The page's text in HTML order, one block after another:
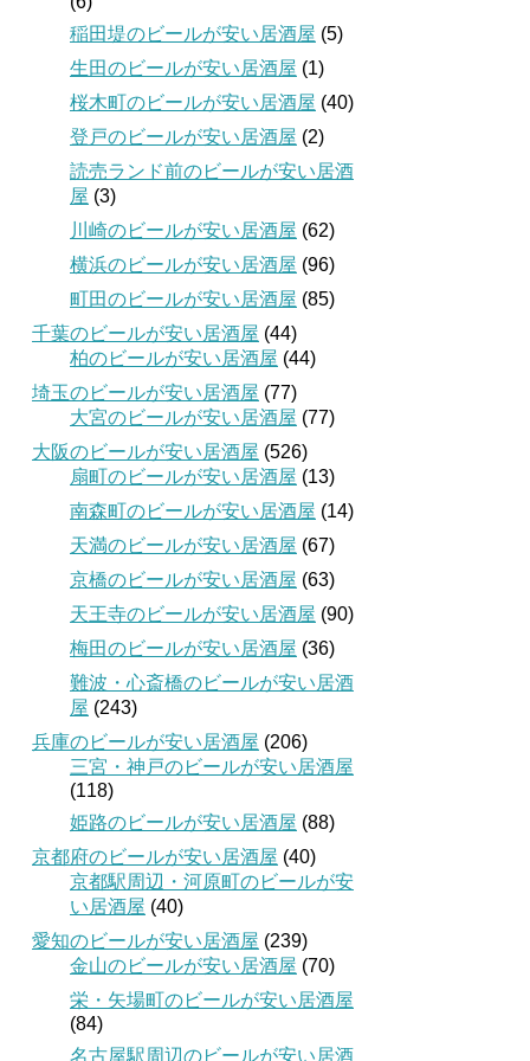
稲田堤のビールが安い居酒屋 (5)
生田のビールが安い居酒屋 (1)
桜木町のビールが安い居酒屋 (40)
登戸のビールが安い居酒屋 (2)
読売ランド前のビールが安い居酒
屋 (3)
川崎のビールが安い居酒屋 (62)
横浜のビールが安い居酒屋 (96)
町田のビールが安い居酒屋 (85)
千葉のビールが安い居酒屋 (44)
柏のビールが安い居酒屋 (44)
埼玉のビールが安い居酒屋 (77)
大宮のビールが安い居酒屋 (77)
大阪のビールが安い居酒屋 (526)
扇町のビールが安い居酒屋 (13)
南森町のビールが安い居酒屋 (14)
天満のビールが安い居酒屋 (67)
京橋のビールが安い居酒屋 (63)
天王寺のビールが安い居酒屋 (90)
梅田のビールが安い居酒屋 (36)
難波・心斎橋のビールが安い居酒
屋 (243)
兵庫のビールが安い居酒屋 (206)
三宮・神戸のビールが安い居酒屋
(118)
姫路のビールが安い居酒屋 (88)
京都府のビールが安い居酒屋 (40)
京都駅周辺・河原町のビールが安
い居酒屋 (40)
愛知のビールが安い居酒屋 (239)
金山のビールが安い居酒屋 (70)
栄・矢場町のビールが安い居酒屋
(84)
名古屋駅周辺のビールが安い居酒